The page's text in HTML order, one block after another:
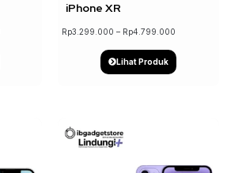
iPhone XR
Rp3.299.000 – Rp4.799.000
Lihat Produk